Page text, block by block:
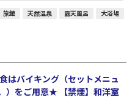
旅館 天然温泉 露天風呂 大浴場
はバイキング（セットメニュ
）をご用意★ 【禁煙】和洋室